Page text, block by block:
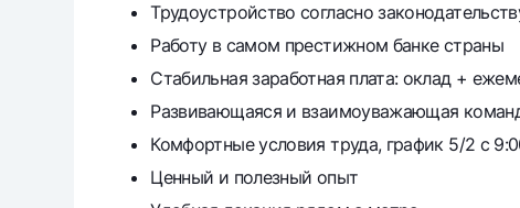
Трудоустройство согласно
Работу в самом престижном банке страны
Стабильная заработная плата: оклад +
Развивающаяся и взаимоуважающая
Комфортные условия труда, график 5/2 с
Ценный и полезный опыт